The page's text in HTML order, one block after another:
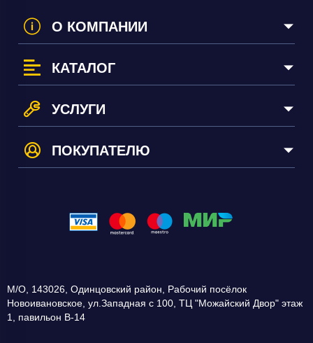
О КОМПАНИИ
КАТАЛОГ
УСЛУГИ
ПОКУПАТЕЛЮ
М/О 143026 Одинцовский район, Рабочий посёлок
Новоивановское ул.Западная с 100, ТЦ "Можайский Двор" этаж
1, павильон В-14